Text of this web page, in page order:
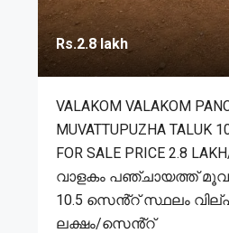
Rs.2.8 lakh
VALAKOM VALAKOM
MUVATTUPUZHA TALUK
FOR SALE PRICE 2.8
വാളകം പഞ്ചായത്ത്
10.5 സെൻ്റ് സ്ഥലം
ലക്ഷം/സെൻ്റ്